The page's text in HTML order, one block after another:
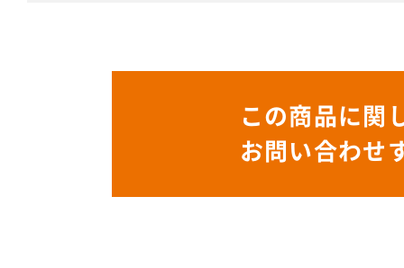
この商品に関
お問い合わせ